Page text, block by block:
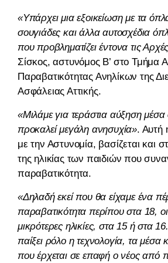
«Υπάρχει μια εξοικείωση με τα
σουγιάδες και άλλα αυτοσχέδια
που προβληματίζει έντονα τις
Σίσκος, αστυνόμος Β’ στο Τμήμα
Παραβατικότητας Ανηλίκων της
Ασφάλειας Αττικής.
«Μιλάμε για τεράστια αύξηση
προκαλεί μεγάλη ανησυχία». Αυτή
με την Αστυνομία, βασίζεται και
της ηλικίας των παιδιών που
παραβατικότητα.
«Δηλαδή εκεί που θα είχαμε ένα
παραβατικότητα περίπου στα 18, οι
μικρότερες ηλικίες, στα 15 ή στα
παίξει ρόλο η τεχνολογία, τα μέσα
που έρχεται σε επαφή ο νέος από